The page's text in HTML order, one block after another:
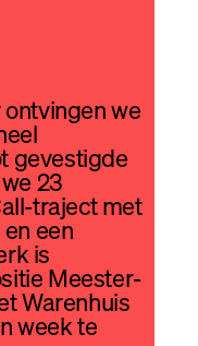
we
gevestigde
23
traject met
een
is
Meester­
Warenhuis
week te